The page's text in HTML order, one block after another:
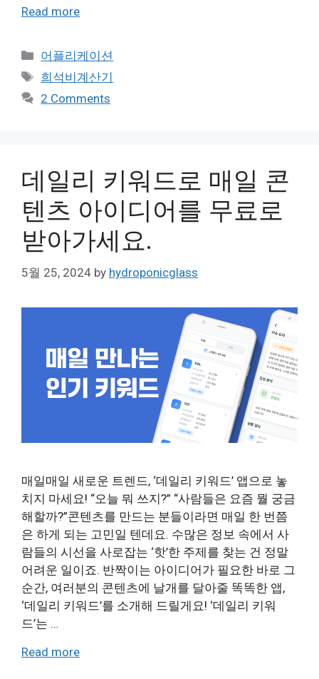
Read more
Categories
어플리케이션
Tags
희석비계산기
2 Comments
데일리 키워드로 매일 콘
텐츠 아이디어를 무료로
받아가세요.
5월 25, 2024 by hydroponicglass
매일매일 새로운 트렌드, ‘데일리 키워드’ 앱으로 놓
치지 마세요! “오늘 뭐 쓰지?” “사람들은 요즘 뭘 궁금
해할까?”콘텐츠를 만드는 분들이라면 매일 한 번쯤
은 하게 되는 고민일 텐데요. 수많은 정보 속에서 사
람들의 시선을 사로잡는 ‘핫’한 주제를 찾는 건 정말
어려운 일이죠. 반짝이는 아이디어가 필요한 바로 그
순간, 여러분의 콘텐츠에 날개를 달아줄 똑똑한 앱,
‘데일리 키워드’를 소개해 드릴게요! ‘데일리 키워
드’는 …
Read more